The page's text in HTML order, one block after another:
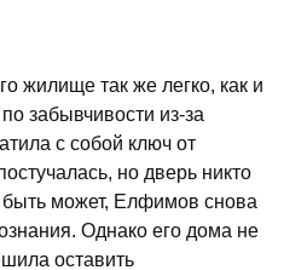
жилище так же легко, как и
забывчивости из-за
с собой ключ от
но дверь никто
может, Елфимов снова
Однако его дома не
оставить